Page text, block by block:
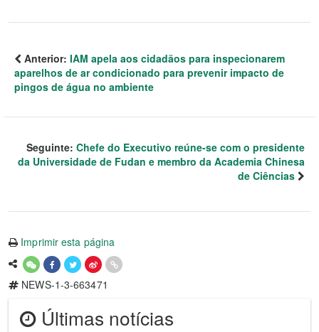
Anterior: IAM apela aos cidadãos para inspecionarem
aparelhos de ar condicionado para prevenir impacto de
pingos de água no ambiente
Seguinte: Chefe do Executivo reúne-se com o presidente
da Universidade de Fudan e membro da Academia Chinesa
de Ciências
Imprimir esta página
NEWS-1-3-663471
Últimas notícias